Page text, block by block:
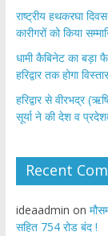
राष्ट्रीय हथकरघा
कारीगरों को किया
​धामी कैबिनेट का बड़ा
हरिद्वार तक होगा विस्तार
​हरिद्वार से वीरभद्र
सूर्या ने की देश व
Recent
ideaadmin on
सहित 754 रोड बंद !